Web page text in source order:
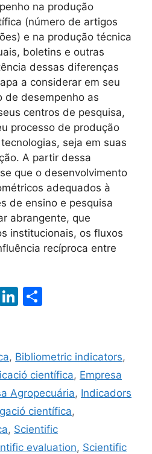
na produção
(número de artigos
e na produção técnica
boletins e outras
dessas diferenças
a considerar em seu
de desempenho as
centros de pesquisa,
processo de produção
seja em suas
A partir dessa
que o desenvolvimento
adequados à
de ensino e pesquisa
abrangente, que
institucionais, os fluxos
recíproca entre
Li
e
dI
n
p
ar
te
ix
, Bibliometric indicators,
científica, Empresa
Agropecuária, Indicadors
científica,
, Scientific
evaluation, Scientific